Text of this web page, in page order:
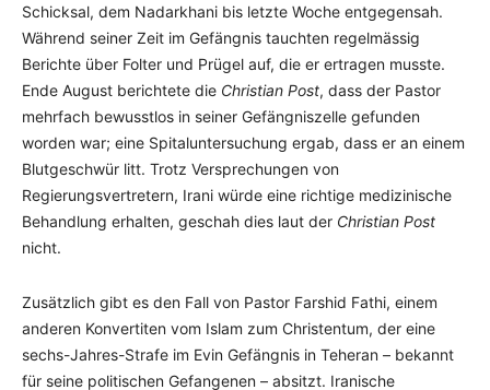
Schicksal, dem Nadarkhani bis letzte Woche entgegensah.
Während seiner Zeit im Gefängnis tauchten regelmässig
Berichte über Folter und Prügel auf, die er ertragen musste.
Ende August berichtete die Christian Post, dass der Pastor
mehrfach bewusstlos in seiner Gefängniszelle gefunden
worden war; eine Spitaluntersuchung ergab, dass er an einem
Blutgeschwür litt. Trotz Versprechungen von
Regierungsvertretern, Irani würde eine richtige medizinische
Behandlung erhalten, geschah dies laut der Christian Post
nicht.
Zusätzlich gibt es den Fall von Pastor Farshid Fathi, einem
anderen Konvertiten vom Islam zum Christentum, der eine
sechs-Jahres-Strafe im Evin Gefängnis in Teheran – bekannt
für seine politischen Gefangenen – absitzt. Iranische